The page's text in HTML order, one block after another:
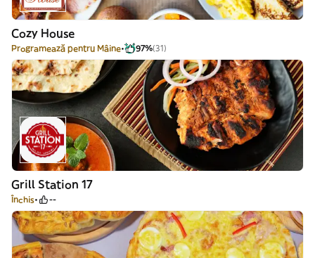
Cozy House
Programează pentru Mâine 97%(31)
Grill Station 17
Închis --